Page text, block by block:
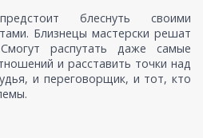
блеснуть своими
Близнецы мастерски решат
распутать даже самые
и расставить точки над
и переговорщик, и тот, кто